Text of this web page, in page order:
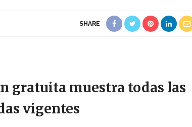
SHARE
gratuita muestra todas las
vigentes